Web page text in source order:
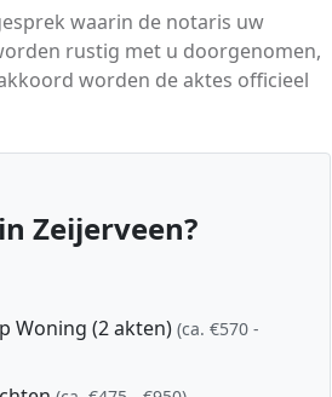
waarin de notaris uw
rustig met u doorgenomen,
worden de aktes officieel
Zeijerveen?
Woning (2 akten) (ca. €570 -